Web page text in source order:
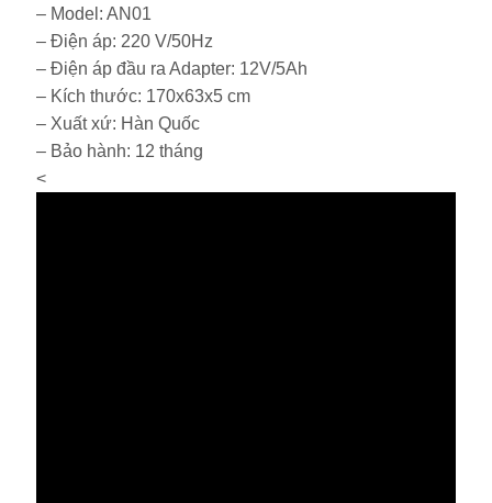
– Model: AN01
– Điện áp: 220 V/50Hz
– Điện áp đầu ra Adapter: 12V/5Ah
– Kích thước: 170x63x5 cm
– Xuất xứ: Hàn Quốc
– Bảo hành: 12 tháng
<